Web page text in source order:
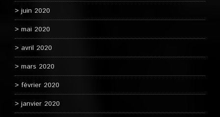
juin 2020
mai 2020
avril 2020
mars 2020
février 2020
janvier 2020